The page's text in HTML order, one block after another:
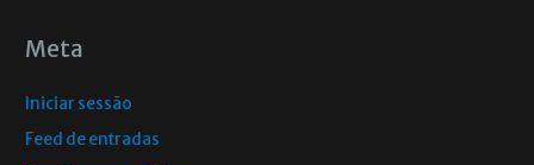
Meta
Iniciar sessão
Feed de entradas